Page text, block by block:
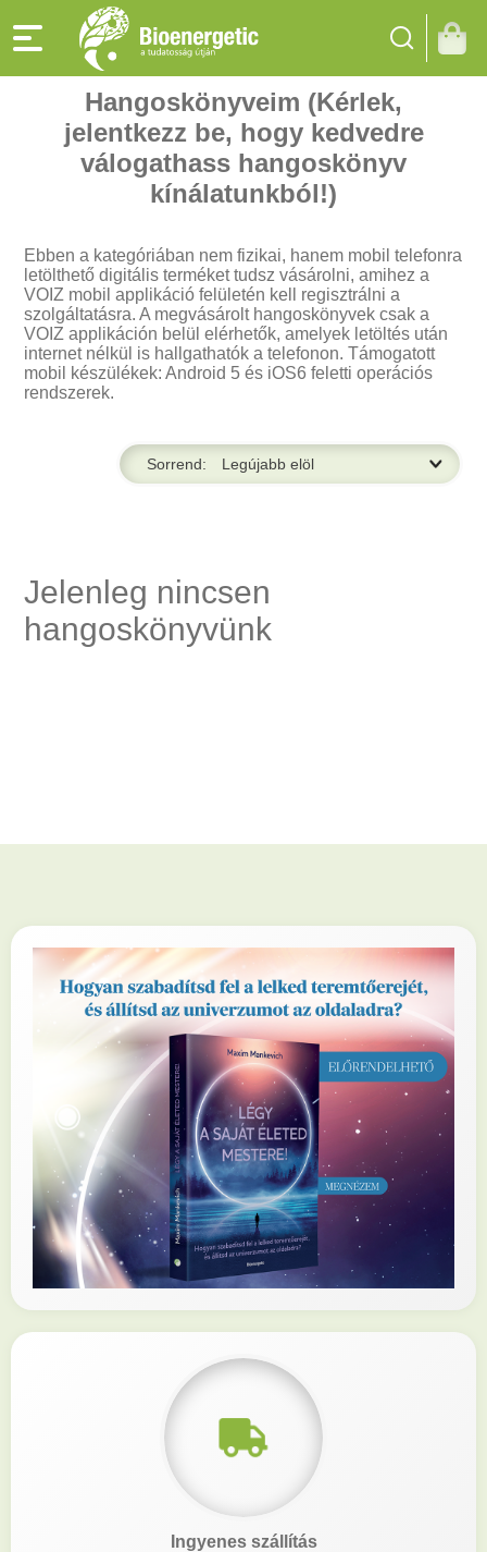
Hangoskönyveim (Kérlek,
jelentkezz be, hogy kedvedre
válogathass hangoskönyv
kínálatunkból!)
Ebben a kategóriában nem fizikai, hanem mobil telefonra
letölthető digitális terméket tudsz vásárolni, amihez a
VOIZ mobil applikáció felületén kell regisztrálni a
szolgáltatásra. A megvásárolt hangoskönyvek csak a
VOIZ applikáción belül elérhetők, amelyek letöltés után
internet nélkül is hallgathatók a telefonon. Támogatott
mobil készülékek: Android 5 és iOS6 feletti operációs
rendszerek.
Sorrend:
Jelenleg nincsen
hangoskönyvünk
Ingyenes szállítás